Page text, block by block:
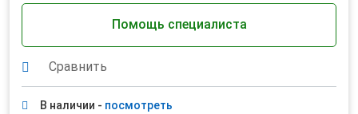
Помощь специалиста
Сравнить
В наличии - посмотреть